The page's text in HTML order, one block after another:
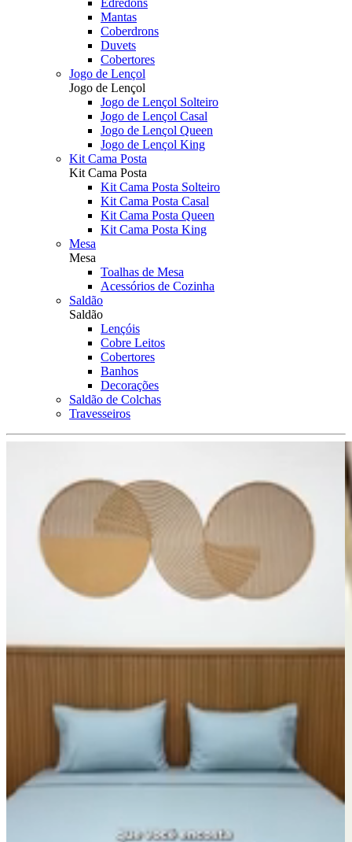
Edredons
Mantas
Coberdrons
Duvets
Cobertores
Jogo de Lençol
Jogo de Lençol
Jogo de Lençol Solteiro
Jogo de Lençol Casal
Jogo de Lençol Queen
Jogo de Lençol King
Kit Cama Posta
Kit Cama Posta
Kit Cama Posta Solteiro
Kit Cama Posta Casal
Kit Cama Posta Queen
Kit Cama Posta King
Mesa
Mesa
Toalhas de Mesa
Acessórios de Cozinha
Saldão
Saldão
Lençóis
Cobre Leitos
Cobertores
Banhos
Decorações
Saldão de Colchas
Travesseiros